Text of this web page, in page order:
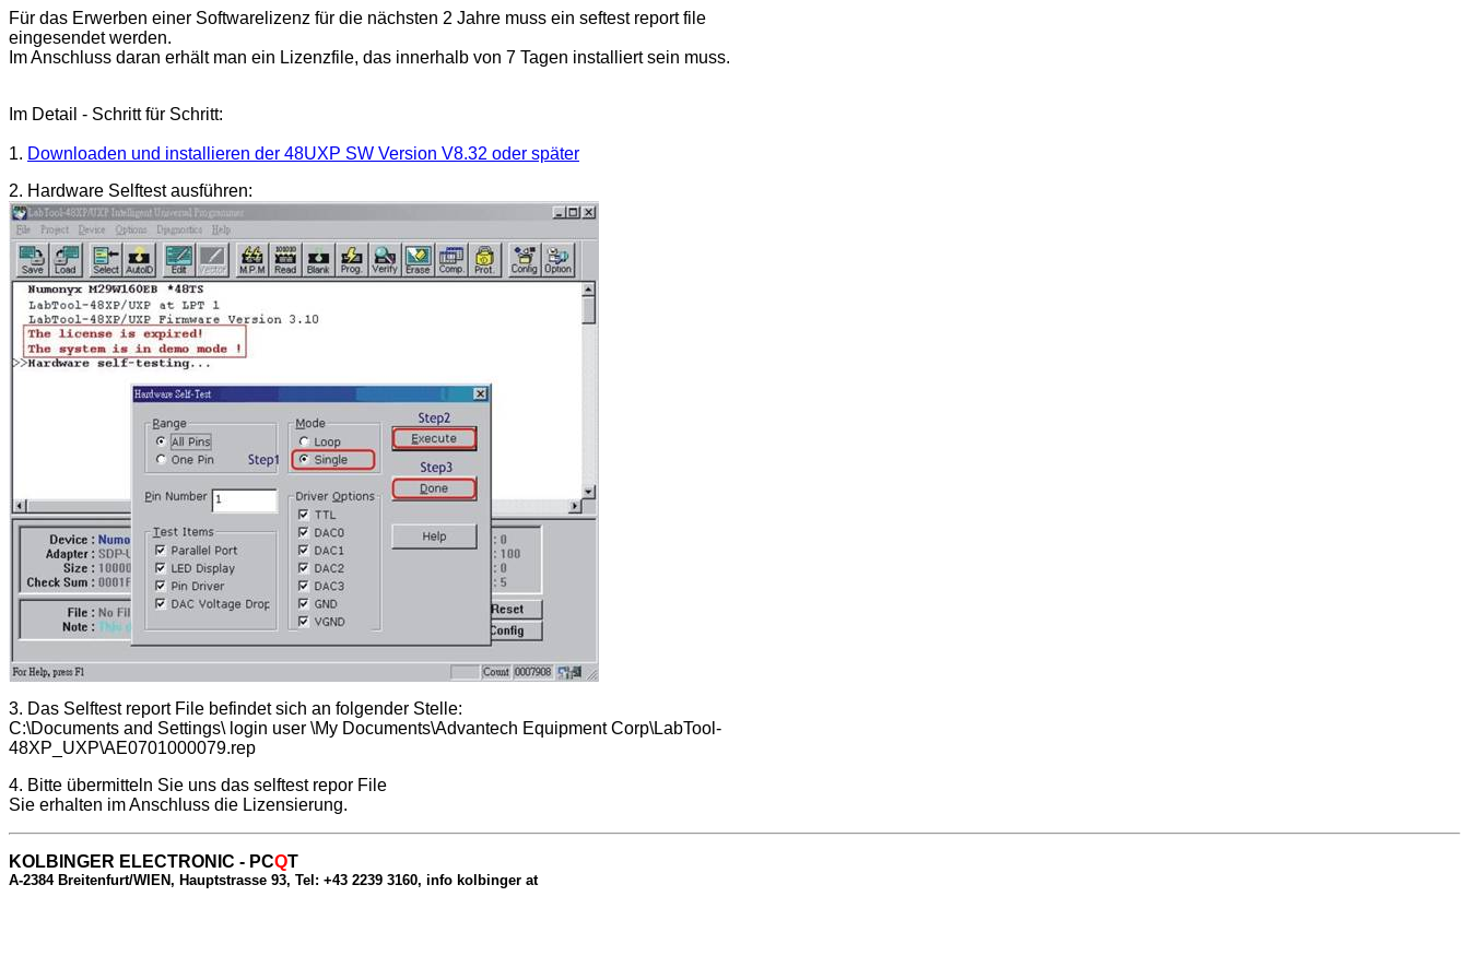
Für das Erwerben einer Softwarelizenz für die nächsten 2 Jahre muss ein seftest report file
eingesendet werden.
Im Anschluss daran erhält man ein Lizenzfile, das innerhalb von 7 Tagen installiert sein muss.
Im Detail - Schritt für Schritt:
1. Downloaden und installieren der 48UXP SW Version V8.32 oder später
2. Hardware Selftest ausführen:
3. Das Selftest report File befindet sich an folgender Stelle:
C:\Documents and Settings\ login user \My Documents\Advantech Equipment Corp\LabTool-
48XP_UXP\AE0701000079.rep
4. Bitte übermitteln Sie uns das selftest repor File
Sie erhalten im Anschluss die Lizensierung.
KOLBINGER ELECTRONIC - PCQT
A-2384 Breitenfurt/WIEN, Hauptstrasse 93, Tel: +43 2239 3160, info kolbinger at